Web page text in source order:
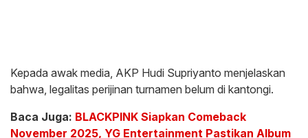
Kepada awak media, AKP Hudi Supriyanto menjelaskan
bahwa, legalitas perijinan turnamen belum di kantongi.
Baca Juga: BLACKPINK Siapkan Comeback
November 2025, YG Entertainment Pastikan Album